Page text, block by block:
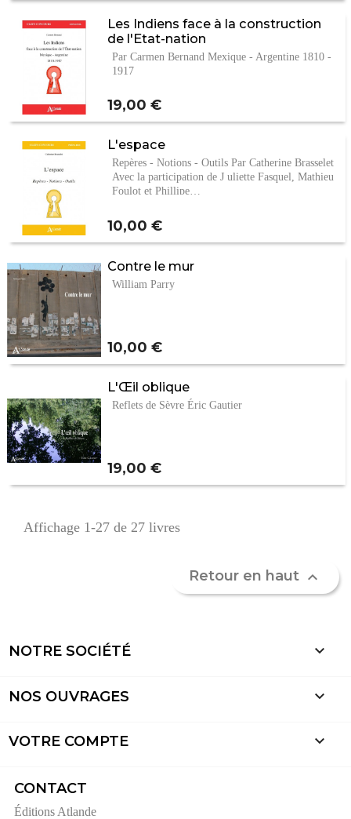
Les Indiens face à la construction
de l'Etat-nation
Par Carmen Bernand Mexique - Argentine 1810 -
1917
Prix
19,00 €
L'espace
Repères - Notions - Outils Par Catherine Brasselet
Avec la participation de J uliette Fasquel, Mathieu
Foulot et Phillipe…
Prix
10,00 €
Contre le mur
William Parry
Prix
10,00 €
L'Œil oblique
Reflets de Sèvre Éric Gautier
Prix
19,00 €
Affichage 1-27 de 27 livres
Retour en haut 
NOTRE SOCIÉTÉ 
NOS OUVRAGES 
VOTRE COMPTE 
CONTACT
Éditions Atlande